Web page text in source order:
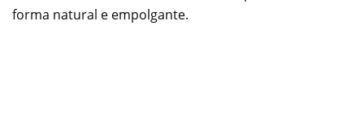
forma natural e empolgante.